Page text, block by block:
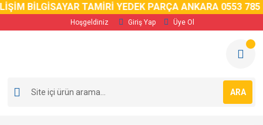
BİLGİSAYAR TAMİRİ YEDEK PARÇA ANKARA 0553 785 02
Hoşgeldiniz Giriş Yap Üye Ol
ARA